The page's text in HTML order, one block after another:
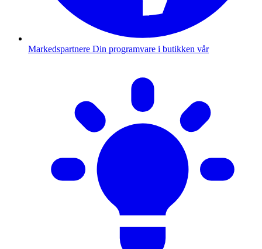
Markedspartnere Din programvare i butikken vår